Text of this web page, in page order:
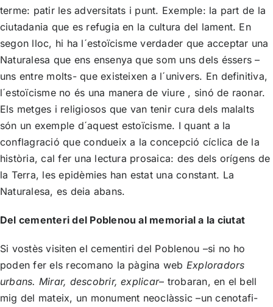
terme: patir les adversitats i punt. Exemple: la part de la
ciutadania que es refugia en la cultura del lament. En
segon lloc, hi ha l´estoïcisme verdader que acceptar una
Naturalesa que ens ensenya que som uns dels éssers –
uns entre molts- que existeixen a l´univers. En definitiva,
l´estoïcisme no és una manera de viure , sinó de raonar.
Els metges i religiosos que van tenir cura dels malalts
són un exemple d´aquest estoïcisme. I quant a la
conflagració que condueix a la concepció cíclica de la
història, cal fer una lectura prosaica: des dels orígens de
la Terra, les epidèmies han estat una constant. La
Naturalesa, es deia abans.
Del cementeri del Poblenou al memorial a la ciutat
Si vostès visiten el cementiri del Poblenou –si no ho
poden fer els recomano la pàgina web Exploradors
urbans. Mirar, descobrir, explicar– trobaran, en el bell
mig del mateix, un monument neoclàssic –un cenotafi-